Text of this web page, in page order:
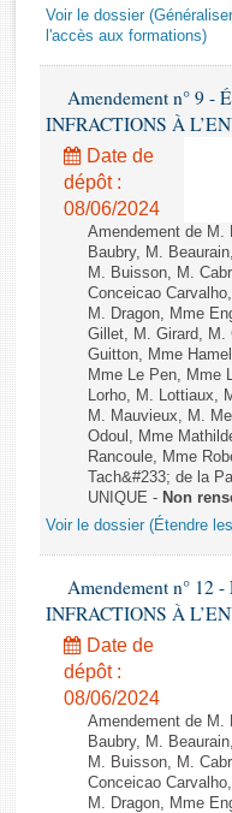
Rapports législatifs
Rapports sur
Baromètre de
Dossiers législatifs
Budget et sécurité
Questions écrites et
Comptes rendus des
Voir le dossier
l'accès aux formations)
Amendement n° 9 -
INFRACTIONS À
Date de
dépôt :
08/06/2024
Amendement de M.
Baubry, M.
M. Buisson, M.
Conceicao
M. Dragon, Mme
Gillet, M. Girard, M.
Guitton, Mme
Mme Le Pen, Mme
Lorho, M. Lottiaux,
M. Mauvieux, M.
Odoul, Mme
Rancoule, Mme
Tach&#233; de la
UNIQUE - Non
Voir le dossier (Étendre
Amendement n° 12
INFRACTIONS À
Date de
dépôt :
08/06/2024
Amendement de M.
Baubry, M.
M. Buisson, M.
Conceicao
M. Dragon, Mme